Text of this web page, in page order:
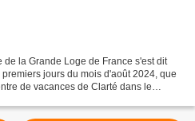
de la Grande Loge de France s'est dit
jours du mois d'août 2024, que
de vacances de Clarté dans le